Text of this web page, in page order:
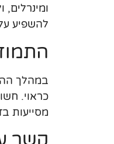
להשפיע
במהלך
כראוי.
מסייעות